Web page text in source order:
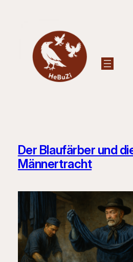
Der Blaufärber und
Männertracht